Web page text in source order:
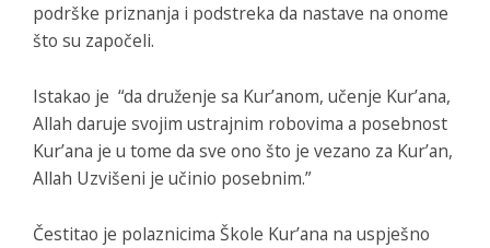
podrške priznanja i podstreka da nastave na onome
što su započeli.
Istakao je “da druženje sa Kur’anom, učenje Kur’ana,
Allah daruje svojim ustrajnim robovima a posebnost
Kur’ana je u tome da sve ono što je vezano za Kur’an,
Allah Uzvišeni je učinio posebnim.”
Čestitao je polaznicima Škole Kur’ana na uspješno